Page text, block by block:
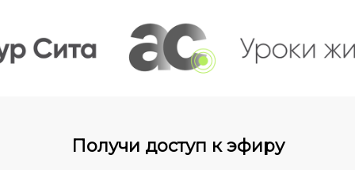
Получи доступ к эфиру